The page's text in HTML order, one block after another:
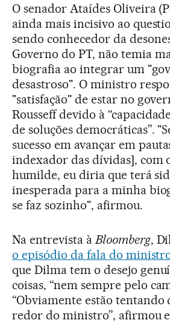
O senador Ataídes Oliveira
ainda mais incisivo ao
sendo conhecedor da
Governo do PT, não temia
biografia ao integrar um
desastroso". O ministro
"satisfação" de estar no
Rousseff devido à
de soluções democráticas”.
sucesso em avançar em
indexador das dívidas], com
humilde, eu diria que terá
inesperada para a minha
se faz sozinho", afirmou.
Na entrevista à Bloomberg,
o episódio da fala do
que Dilma tem o desejo
coisas, “nem sempre pelo
“Obviamente estão
redor do ministro”, afirmou